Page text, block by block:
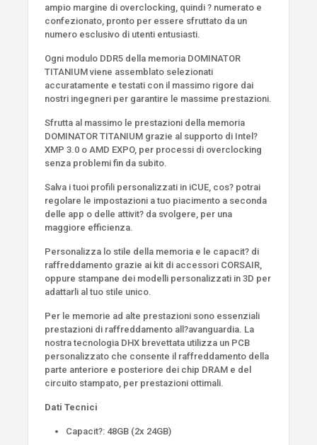
ampio margine di overclocking, quindi ? numerato e
confezionato, pronto per essere sfruttato da un
numero esclusivo di utenti entusiasti.
Ogni modulo DDR5 della memoria DOMINATOR
TITANIUM viene assemblato selezionati
accuratamente e testati con il massimo rigore dai
nostri ingegneri per garantire le massime prestazioni.
Sfrutta al massimo le prestazioni della memoria
DOMINATOR TITANIUM grazie al supporto di Intel?
XMP 3.0 o AMD EXPO, per processi di overclocking
senza problemi fin da subito.
Salva i tuoi profili personalizzati in iCUE, cos? potrai
regolare le impostazioni a tuo piacimento a seconda
delle app o delle attivit? da svolgere, per una
maggiore efficienza.
Personalizza lo stile della memoria e le capacit? di
raffreddamento grazie ai kit di accessori CORSAIR,
oppure stampane dei modelli personalizzati in 3D per
adattarli al tuo stile unico.
Per le memorie ad alte prestazioni sono essenziali
prestazioni di raffreddamento all?avanguardia. La
nostra tecnologia DHX brevettata utilizza un PCB
personalizzato che consente il raffreddamento della
parte anteriore e posteriore dei chip DRAM e del
circuito stampato, per prestazioni ottimali.
Dati Tecnici
Capacit?: 48GB (2x 24GB)